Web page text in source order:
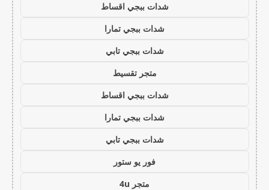
شدات ببجي اقساط
شدات ببجي تمارا
شدات ببجي تابي
متجر تقسيط
شدات ببجي اقساط
شدات ببجي تمارا
شدات ببجي تابي
فور يو ستور
متجر 4u